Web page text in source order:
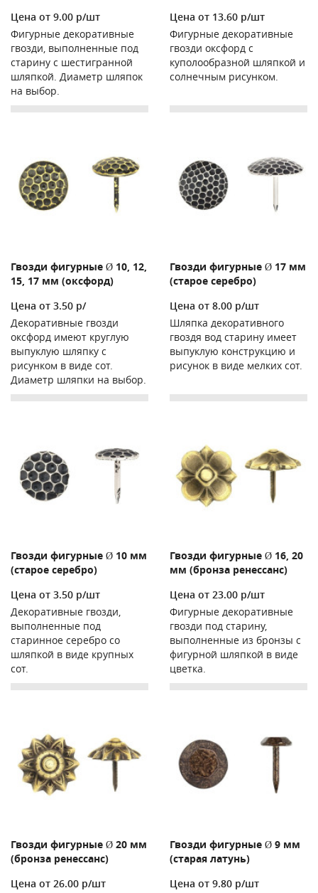
Цена от 9.00 р/шт
Фигурные декоративные
гвозди, выполненные под
старину с шестигранной
шляпкой. Диаметр шляпок
на выбор.
Цена от 13.60 р/шт
Фигурные декоративные
гвозди оксфорд с
куполообразной шляпкой и
солнечным рисунком.
Гвозди фигурные Ø 10, 12,
15, 17 мм (оксфорд)
Цена от 3.50 р/
Декоративные гвозди
оксфорд имеют круглую
выпуклую шляпку с
рисунком в виде сот.
Диаметр шляпки на выбор.
Гвозди фигурные Ø 17 мм
(старое серебро)
Цена от 8.00 р/шт
Шляпка декоративного
гвоздя вод старину имеет
выпуклую конструкцию и
рисунок в виде мелких сот.
Гвозди фигурные Ø 10 мм
(старое серебро)
Цена от 3.50 р/шт
Декоративные гвозди,
выполненные под
старинное серебро со
шляпкой в виде крупных
сот.
Гвозди фигурные Ø 16, 20
мм (бронза ренессанс)
Цена от 23.00 р/шт
Фигурные декоративные
гвозди под старину,
выполненные из бронзы с
фигурной шляпкой в виде
цветка.
Гвозди фигурные Ø 20 мм
(бронза ренессанс)
Цена от 26.00 р/шт
Гвозди фигурные Ø 9 мм
(старая латунь)
Цена от 9.80 р/шт